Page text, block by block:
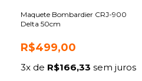
Maquete Bombardier CRJ-900
Delta 50cm
R$499,00
3x de R$166,33 sem juros